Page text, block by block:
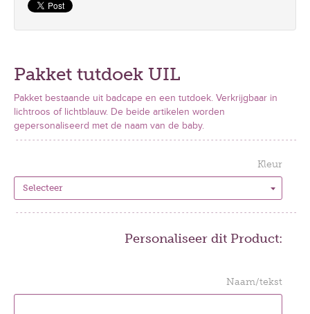
Pakket tutdoek UIL
Pakket bestaande uit badcape en een tutdoek. Verkrijgbaar in
lichtroos of lichtblauw. De beide artikelen worden
gepersonaliseerd met de naam van de baby.
Kleur
Personaliseer dit Product:
Naam/tekst